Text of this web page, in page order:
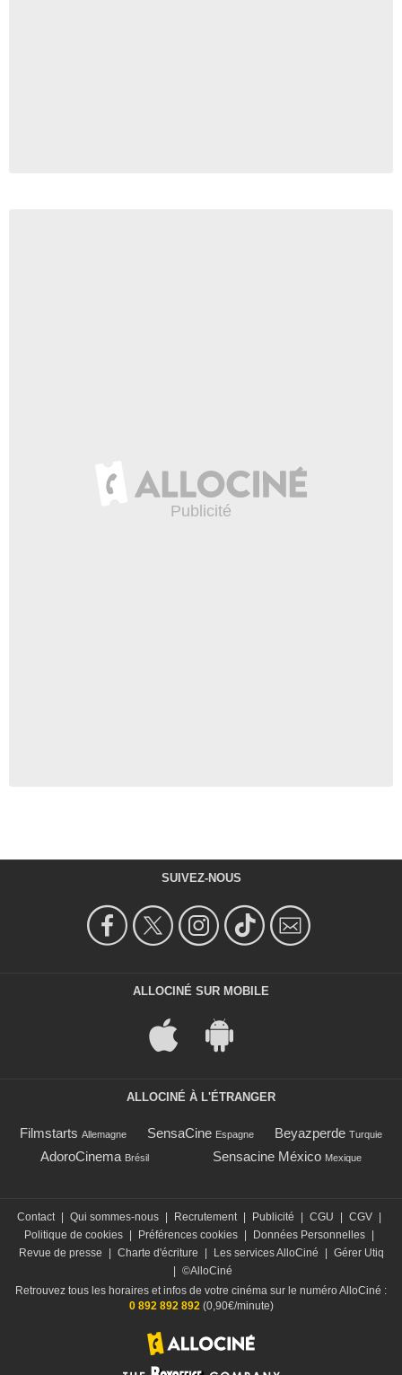
SUIVEZ-NOUS
ALLOCINÉ SUR MOBILE
ALLOCINÉ À L'ÉTRANGER
Filmstarts Allemagne SensaCine Espagne Beyazperde Turquie
AdoroCinema Brésil Sensacine México Mexique
Contact Qui sommes-nous Recrutement Publicité CGU CGV
Politique de cookies
Préférences cookies Données Personnelles
Revue de presse
Charte d'écriture Les services AlloCiné
Gérer Utiq
©AlloCiné
Retrouvez tous les horaires et infos de votre cinéma sur le numéro AlloCiné :
0 892 892 892(0,90€/minute)